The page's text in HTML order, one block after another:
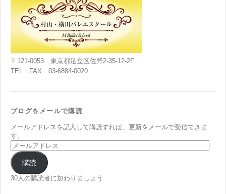
〒121-0053 東京都足立区佐野2-35-12-2F
TEL・FAX 03-6884-0020
ブログをメールで購読
メールアドレスを記入して購読すれば、更新をメールで受信できま
す。
メ
ー
ル
ア
ド
購読
30人の購読者に加わりましょう